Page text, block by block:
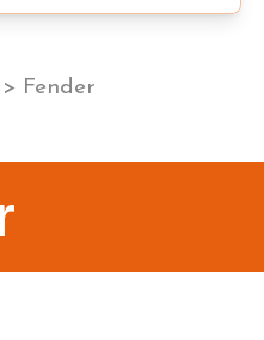
> Fender